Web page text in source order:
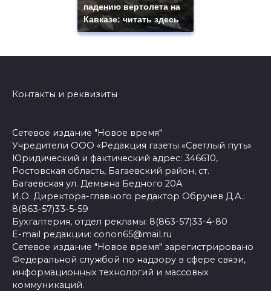
падению вертолета на
Кавказе: читать здесь
Контакты и реквизиты
Сетевое издание "Новое время"
Учредители ООО «Редакция газеты «Светлый путь»
Юридический и фактический адрес: 346610,
Ростовская область, Багаевский район, ст.
Багаевская ул. Демьяна Бедного 20А
И.О. Директора-главного редактор Обручев Д.А.:
8(863-57)33-5-59
Бухгалтерия, отдел рекламы: 8(863-57)33-4-80
E-mail редакции: conon65@mail.ru
Сетевое издание "Новое время" зарегистрировано
Федеральной службой по надзору в сфере связи,
информационных технологий и массовых
коммуникаций.